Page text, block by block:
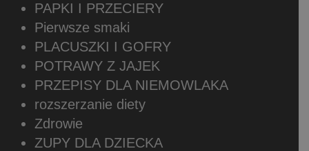
PAPKI I PRZECIERY
Pierwsze smaki
PLACUSZKI I GOFRY
POTRAWY Z JAJEK
PRZEPISY DLA NIEMOWLAKA
rozszerzanie diety
Zdrowie
ZUPY DLA DZIECKA